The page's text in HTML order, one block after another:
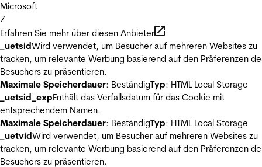
Microsoft
7
Erfahren Sie mehr über diesen Anbieter
_uetsidWird verwendet, um Besucher auf mehreren Websites zu
tracken, um relevante Werbung basierend auf den Präferenzen
Besuchers zu präsentieren.
Maximale Speicherdauer: BeständigTyp: HTML Local Storage
_uetsid_expEnthält das Verfallsdatum für das Cookie mit
entsprechendem Namen.
Maximale Speicherdauer: BeständigTyp: HTML Local Storage
_uetvidWird verwendet, um Besucher auf mehreren Websites zu
tracken, um relevante Werbung basierend auf den Präferenzen
Besuchers zu präsentieren.